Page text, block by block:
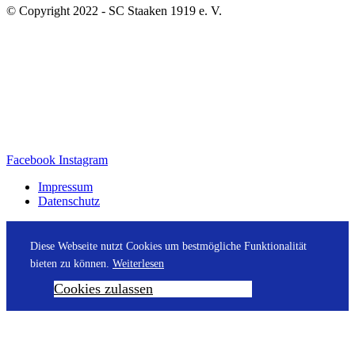
© Copyright 2022 - SC Staaken 1919 e. V.
Facebook Instagram
Impressum
Datenschutz
Diese Webseite nutzt Cookies um bestmögliche Funktionalität
bieten zu können. Weiterlesen
Cookies zulassen